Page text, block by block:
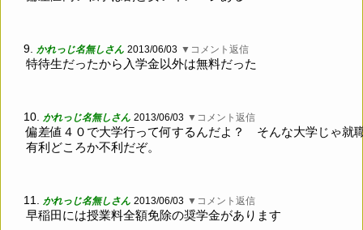
9. かれっじ名無しさん 2013/06/03 ▼コメント返信
特待生だったから入学金以外は無料だった
10. かれっじ名無しさん 2013/06/03 ▼コメント返信
偏差値４０で大学行って何するんだよ？ そんな大学じゃ就
有利どころか不利だぞ。
11. かれっじ名無しさん 2013/06/03 ▼コメント返信
早稲田には授業料全額免除の奨学金があります